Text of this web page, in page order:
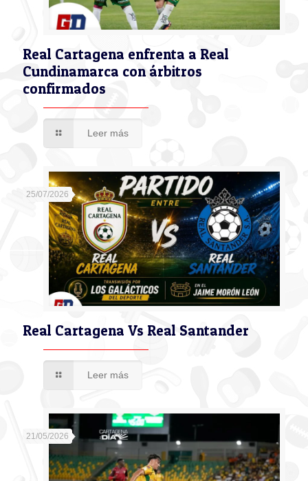
Real Cartagena enfrenta a Real
Cundinamarca con árbitros
confirmados
Leer más
25/07/2026
Real Cartagena Vs Real Santander
Leer más
21/05/2026